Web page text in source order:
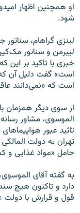
او همچنین اظهار
شود.
لینزی گراهام،
لیبرمن و سناتور
خبری با تاکید بر این
است» گفت دلیل آن که
است که «نمی‌دانند
از سوی دیگر همزمان
الموسوی، مشاور
تائید عبور
تهران به دولت
حامل «مواد غذایی و
به گفته آقای
دارد و تاکنون هیچ
قول و قرارش با